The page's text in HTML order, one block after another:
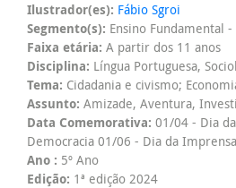
Ilustrador(es): Fábio Sgroi
Segmento(s): Ensino Fundamental
Faixa etária: A partir dos 11 anos
Disciplina: Língua Portuguesa,
Tema: Cidadania e civismo;
Assunto: Amizade, Aventura,
Data Comemorativa: 01/04 - Dia
Democracia 01/06 - Dia da Imprensa
Ano : 5º Ano
Edição: 1ª edição 2024